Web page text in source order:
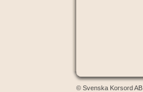
© Svenska Korsord AB